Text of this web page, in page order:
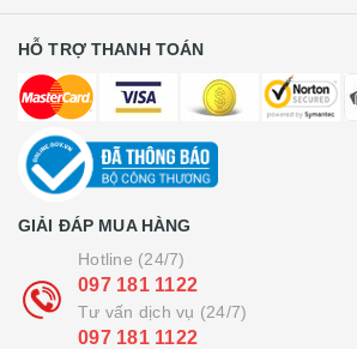
HỖ TRỢ THANH TOÁN
GIẢI ĐÁP MUA HÀNG
Hotline (24/7)
097 181 1122
Tư vấn dịch vụ (24/7)
097 181 1122